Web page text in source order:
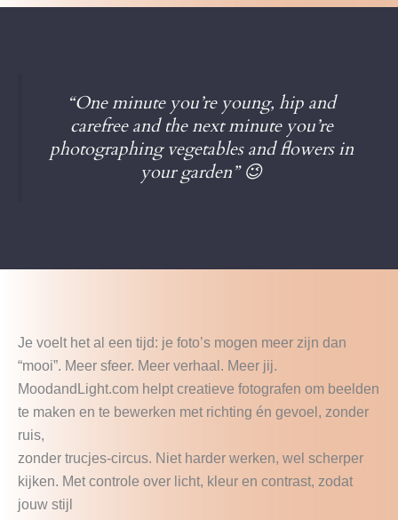
“One minute you’re young, hip and
carefree and the next minute you’re
photographing vegetables and flowers in
your garden”😉
Je voelt het al een tijd: je foto’s mogen meer zijn dan
“mooi”. Meer sfeer. Meer verhaal. Meer jij.
MoodandLight.com helpt creatieve fotografen om beelden
te maken en te bewerken met richting én gevoel, zonder
ruis,
zonder trucjes-circus. Niet harder werken, wel scherper
kijken. Met controle over licht, kleur en contrast, zodat
jouw stijl